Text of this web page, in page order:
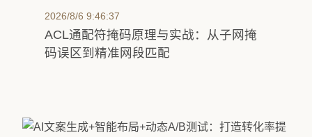
2026/8/6 9:46:37
ACL通配符掩码原理与实战：从子网掩
码误区到精准网段匹配